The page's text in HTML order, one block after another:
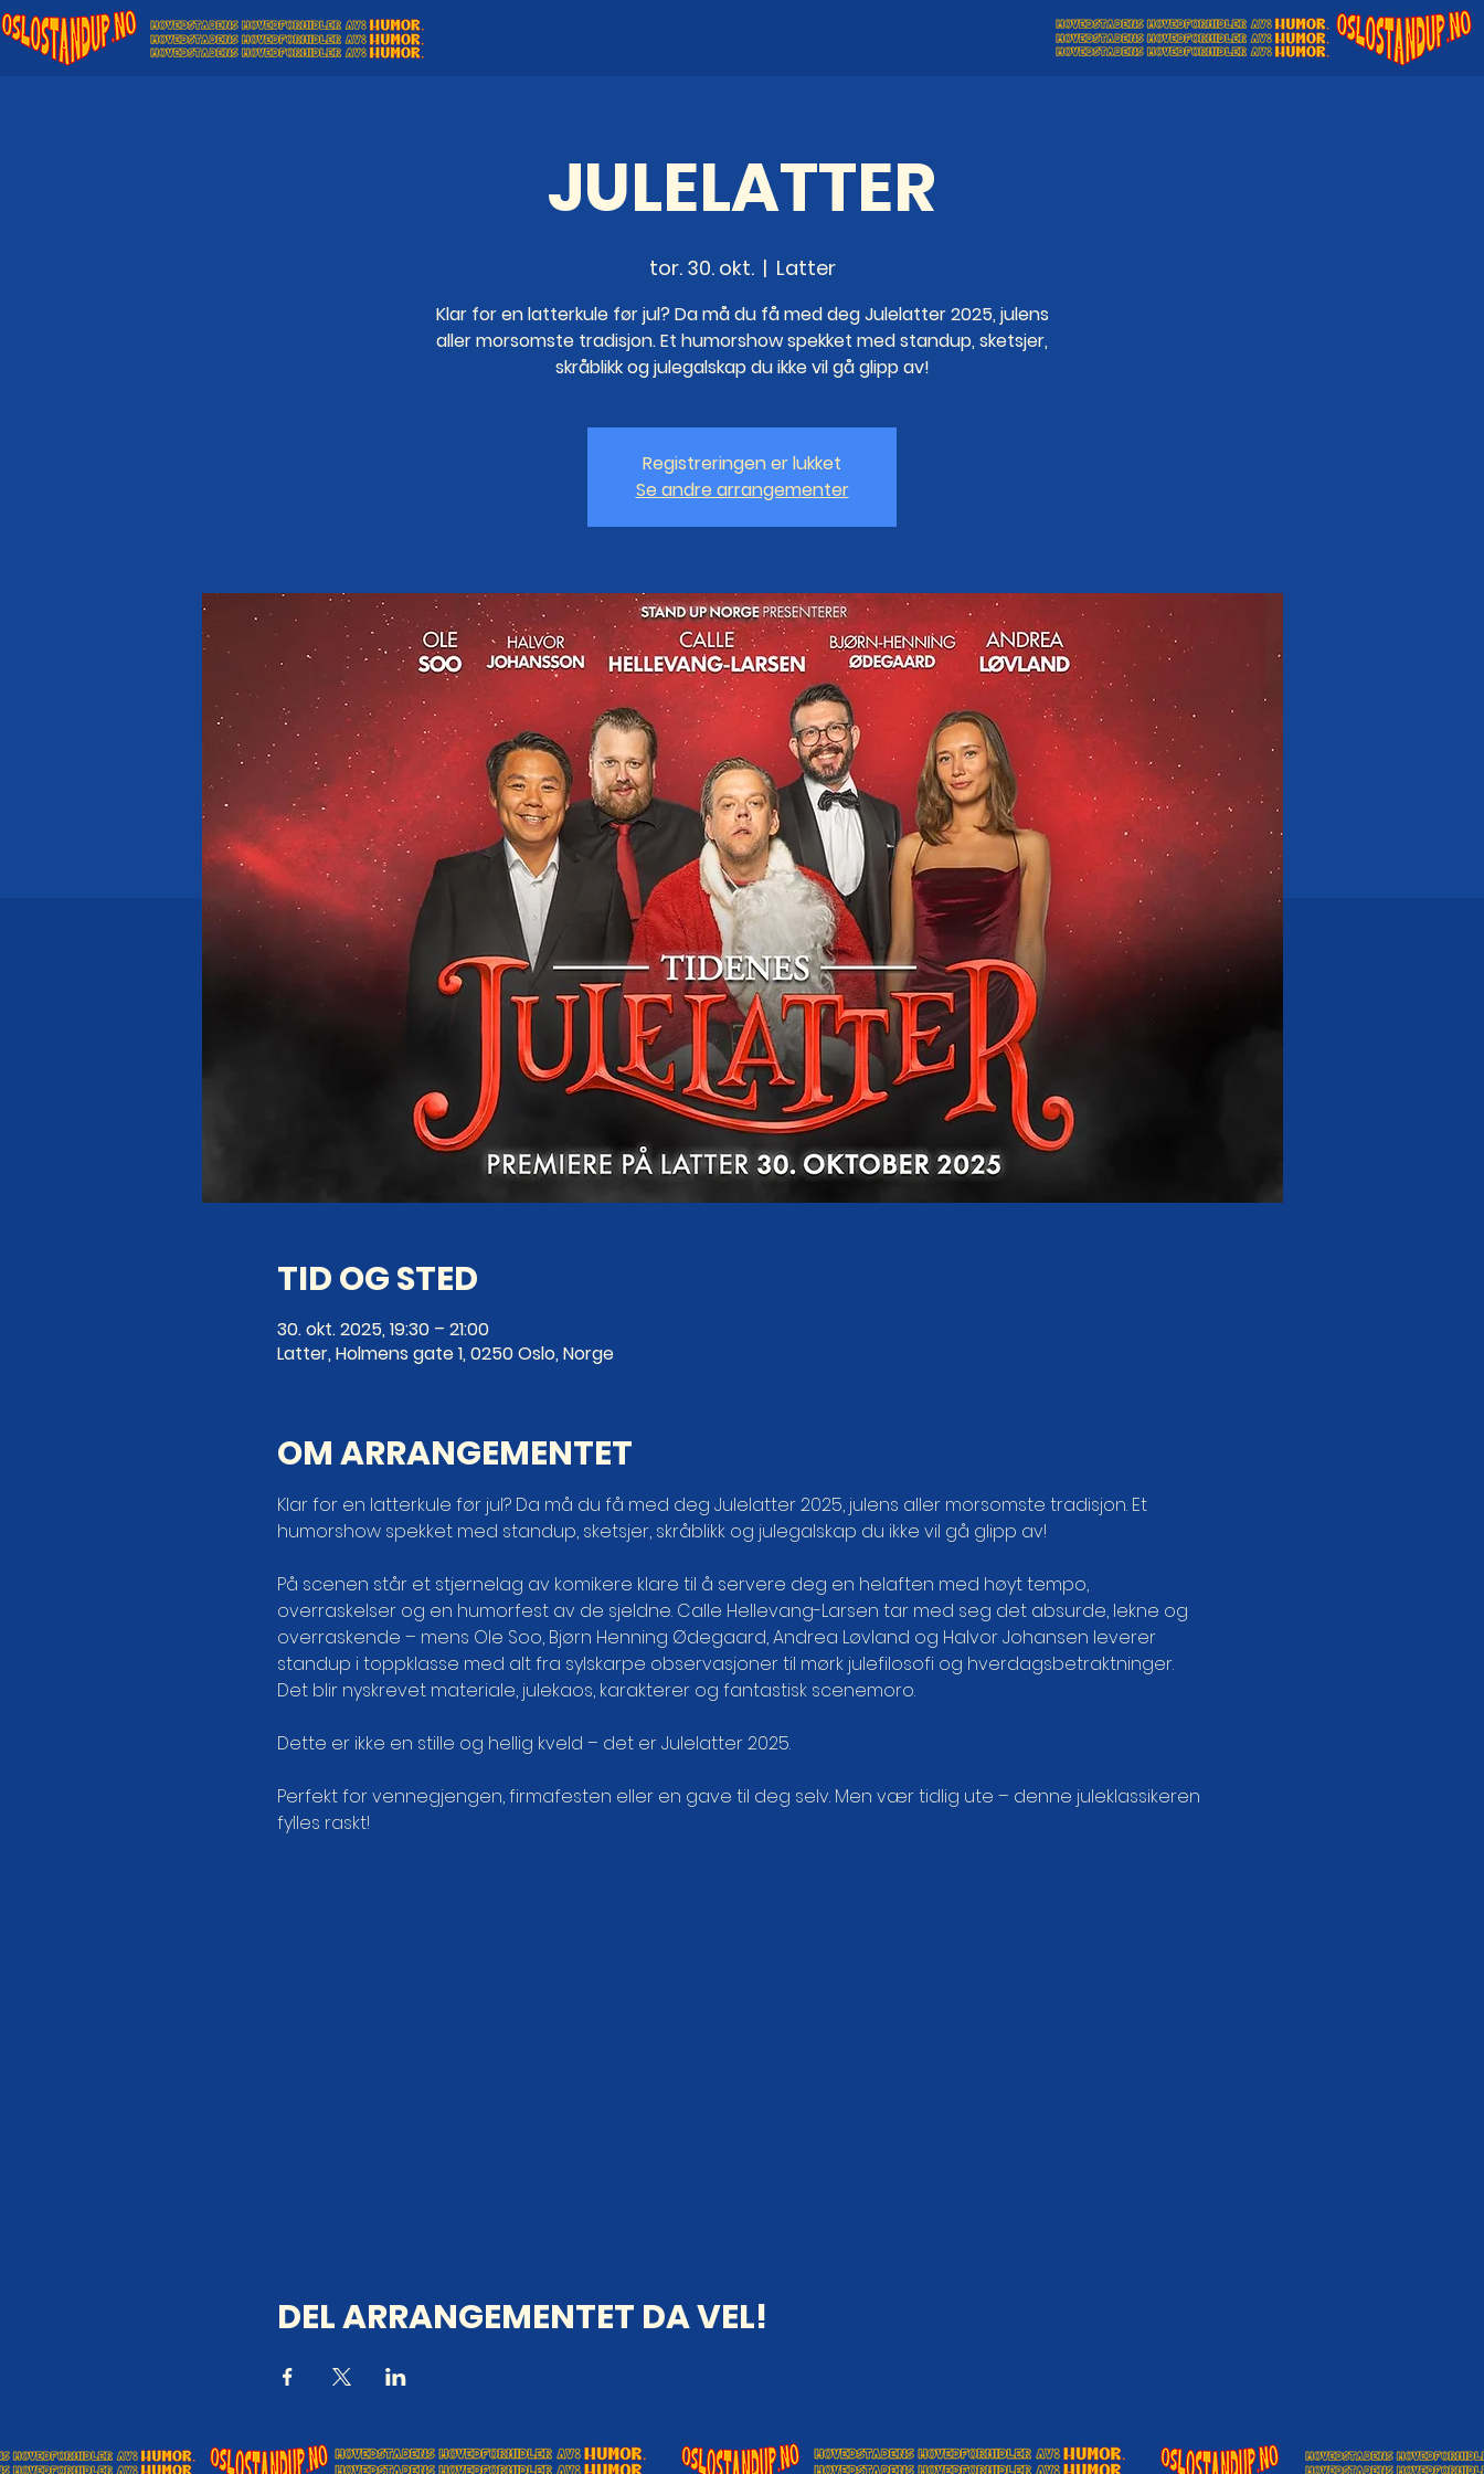
JULELATTER
tor. 30. okt.
  |
Latter
Klar for en latterkule før jul? Da må du få med deg Julelatter 2025, julens
aller morsomste tradisjon. Et humorshow spekket med standup, sketsjer,
skråblikk og julegalskap du ikke vil gå glipp av!
Registreringen er lukket
Se andre arrangementer
TID OG STED
30. okt. 2025, 19:30 – 21:00
Latter, Holmens gate 1, 0250 Oslo, Norge
OM ARRANGEMENTET
Klar for en latterkule før jul? Da må du få med deg Julelatter 2025, julens aller morsomste tradisjon. Et
humorshow spekket med standup, sketsjer, skråblikk og julegalskap du ikke vil gå glipp av!
På scenen står et stjernelag av komikere klare til å servere deg en helaften med høyt tempo,
overraskelser og en humorfest av de sjeldne. Calle Hellevang-Larsen tar med seg det absurde, lekne og
overraskende – mens Ole Soo, Bjørn Henning Ødegaard, Andrea Løvland og Halvor Johansen leverer
standup i toppklasse med alt fra sylskarpe observasjoner til mørk julefilosofi og hverdagsbetraktninger.
Det blir nyskrevet materiale, julekaos, karakterer og fantastisk scenemoro.
Dette er ikke en stille og hellig kveld – det er Julelatter 2025.
Perfekt for vennegjengen, firmafesten eller en gave til deg selv. Men vær tidlig ute – denne juleklassikeren
fylles raskt!
DEL ARRANGEMENTET DA VEL!